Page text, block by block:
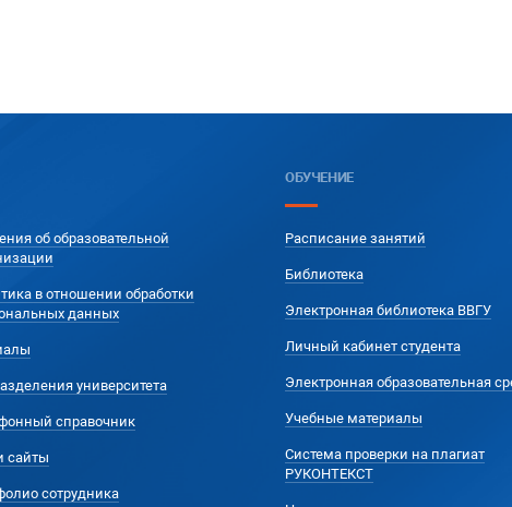
об образовательной
в отношении обработки
данных
университета
справочник
сайты
сотрудника
ОБУЧЕНИЕ
Расписание занятий
Библиотека
Электронная библиотека ВВГУ
Личный кабинет студента
Электронная образовательная
Учебные материалы
Система проверки на плагиат
РУКОНТЕКСТ